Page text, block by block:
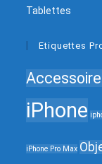
Tablettes
Etiquettes
iPhone
iPhone Pro Max